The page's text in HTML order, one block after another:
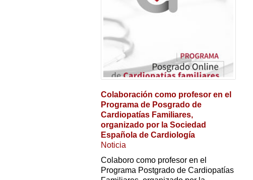
Colaboración como profesor en el
Programa de Posgrado de
Cardiopatías Familiares,
organizado por la Sociedad
Española de Cardiología
Noticia
Colaboro como profesor en el
Programa Postgrado de Cardiopatías